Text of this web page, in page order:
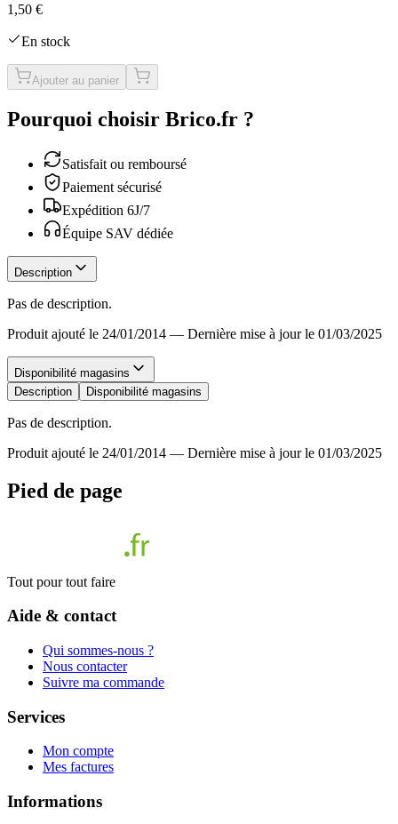
1,50 €
En stock
Ajouter au panier
Pourquoi choisir Brico.fr ?
Satisfait ou remboursé
Paiement sécurisé
Expédition 6J/7
Équipe SAV dédiée
Description
Pas de description.
Produit ajouté le 24/01/2014 — Dernière mise à jour le 01/03/2025
Disponibilité magasins
Description
Disponibilité magasins
Pas de description.
Produit ajouté le 24/01/2014 — Dernière mise à jour le 01/03/2025
Pied de page
Tout pour tout faire
Aide & contact
Qui sommes-nous ?
Nous contacter
Suivre ma commande
Services
Mon compte
Mes factures
Informations